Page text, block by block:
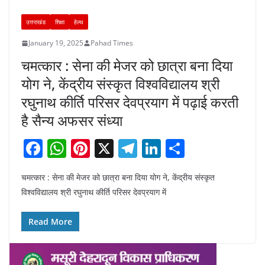
उत्तराखंड शिक्षा हेल्थ
January 19, 2025 Pahad Times
चमत्कार : सेना की मेजर को छात्रा बना दिया
योग ने, केंद्रीय संस्कृत विश्वविद्यालय श्री
रघुनाथ कीर्ति परिसर देवप्रयाग में पढ़ाई करती
है सैन्य अफसर संध्या
F
c
e
b
o
W
h
at
s
A
p
Pi
nt
er
X T
el
e
gr
m
Li
n
k
n
h
ar
चमत्कार : सेना की मेजर को छात्रा बना दिया योग ने, केंद्रीय संस्कृत
विश्वविद्यालय श्री रघुनाथ कीर्ति परिसर देवप्रयाग में
Read More